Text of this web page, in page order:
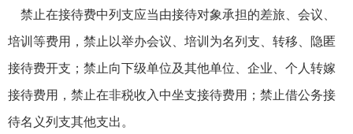
禁止在接待费中列支应当由接待对象承担的差旅、会议、
培训等费用，禁止以举办会议、培训为名列支、转移、隐匿
接待费开支；禁止向下级单位及其他单位、企业、个人转嫁
接待费用，禁止在非税收入中坐支接待费用；禁止借公务接
待名义列支其他支出。